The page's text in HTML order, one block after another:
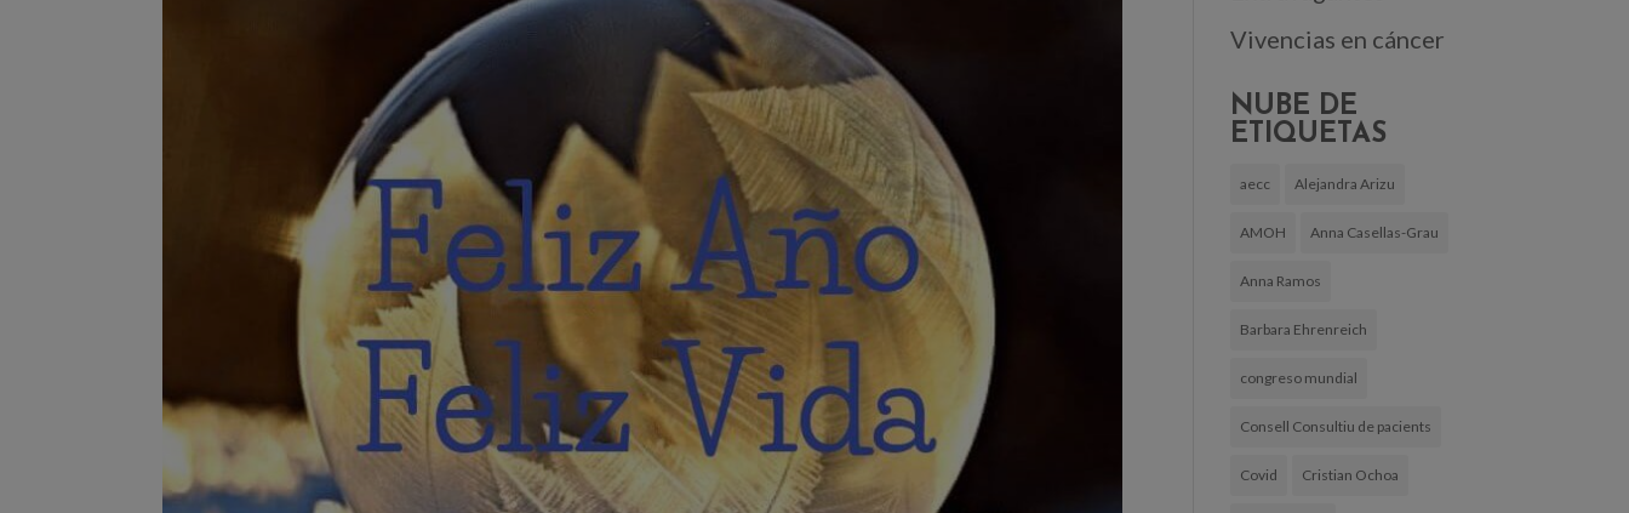
Vivencias en cáncer
NUBE DE
ETIQUETAS
aecc Alejandra Arizu
AMOH Anna Casellas-Grau
Anna Ramos
Barbara Ehrenreich
congreso mundial
Consell Consultiu de pacients
Covid Cristian Ochoa